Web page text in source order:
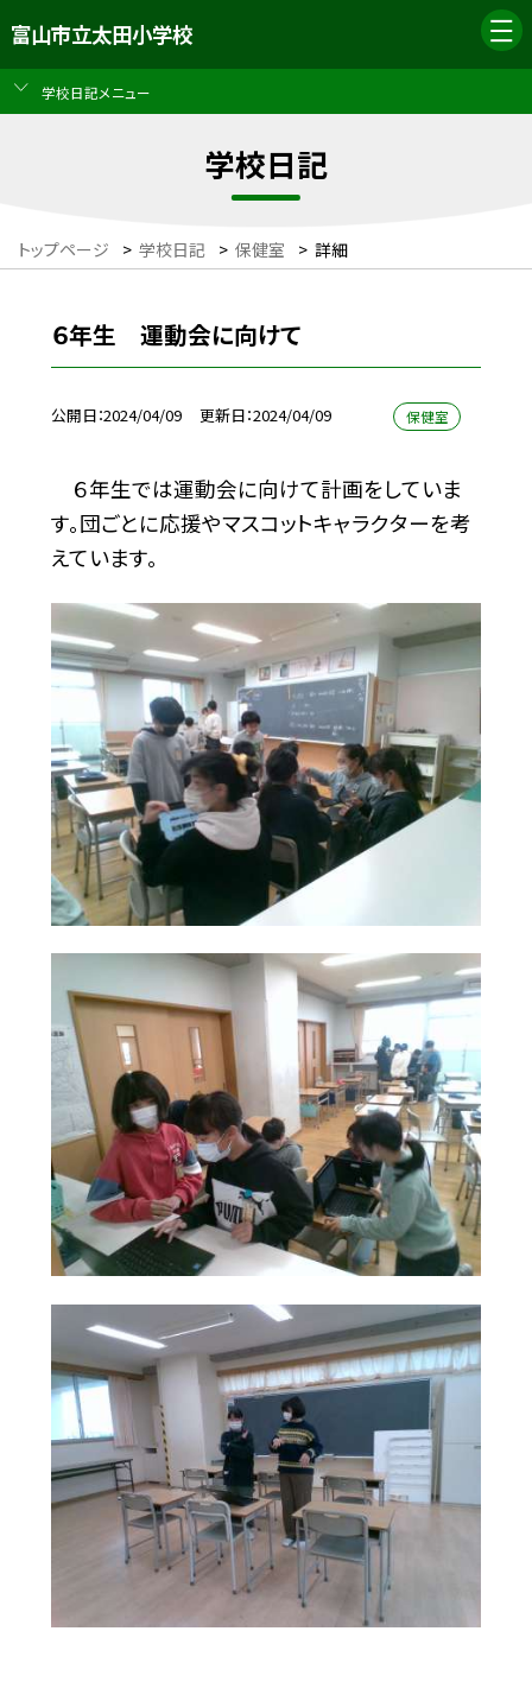
富山市立太田小学校
学校日記メニュー
学校日記
トップページ > 学校日記 > 保健室 > 詳細
６年生 運動会に向けて
公開日 2024/04/09 更新日 2024/04/09 保健室
６年生では運動会に向けて計画をしていま
す。団ごとに応援やマスコットキャラクターを考
えています。